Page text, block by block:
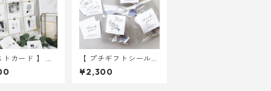
トカード 】 ウ
グイラスト 1
結婚式 ウェル
【 プチギフトシール
】 デザイン 3種入り
30枚 ｜ 結婚式 ウェ
¥2,300